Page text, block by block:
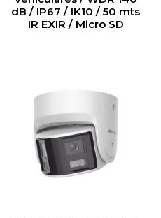
dB / IP67 / IK10 / 50 mts
IR EXIR / Micro SD